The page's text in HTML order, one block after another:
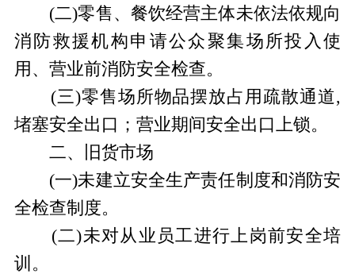
(二)零售、餐饮经营主体未依法依规向
消防救援机构申请公众聚集场所投入使
用、营业前消防安全检查。
(三)零售场所物品摆放占用疏散通道,
堵塞安全出口；营业期间安全出口上锁。
二、旧货市场
(一)未建立安全生产责任制度和消防安
全检查制度。
(二)未对从业员工进行上岗前安全培
训。